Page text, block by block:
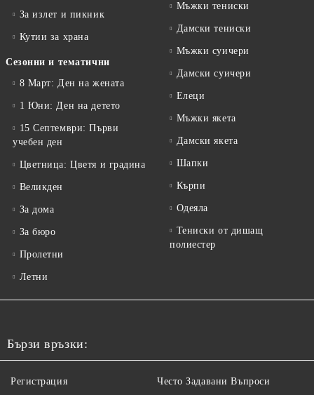
За излет и пикник
Кутии за храна
Сезонни и тематични
8 Март: Ден на жената
1 Юни: Ден на детето
15 Септември: Първи
учебен ден
Цветница: Цветя и градина
Великден
За дома
За бюро
Пролетни
Летни
Мъжки тениски
Дамски тениски
Мъжки суичери
Дамски суичери
Елеци
Мъжки якета
Дамски якета
Шапки
Кърпи
Одеяла
Тениски от дишащ
полиестер
Бързи връзки:
Регистрация Често Задавани Въпроси